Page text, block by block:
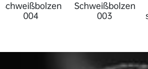
004
Schweißbolzen
003